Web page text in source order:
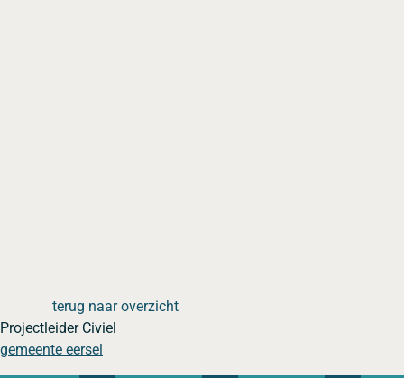
terug naar overzicht
Projectleider Civiel
gemeente eersel